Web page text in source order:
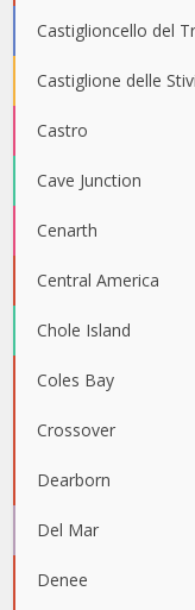
Castiglioncello del
Castiglione delle
Castro
Cave Junction
Cenarth
Central America
Chole Island
Coles Bay
Crossover
Dearborn
Del Mar
Denee